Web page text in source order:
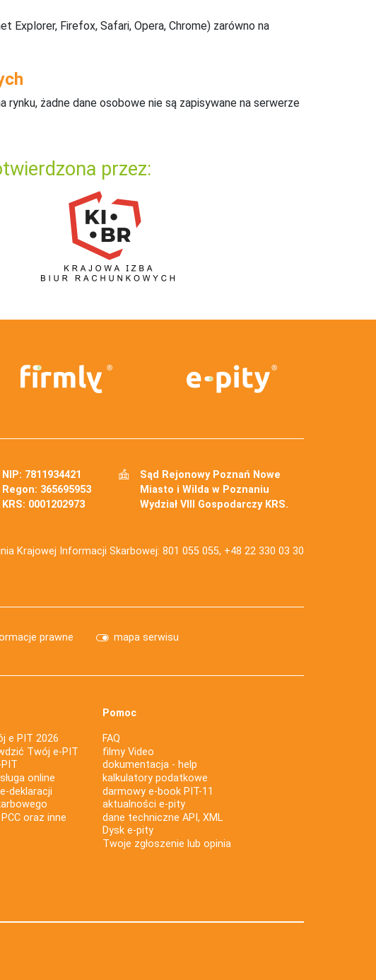
Firefox, Safari, Opera, Chrome) zarówno na
rynku, żadne dane osobowe nie są zapisywane na serwerze
przez:
NIP: 7811934421
Regon: 365695953
KRS: 0001202973
Sąd Rejonowy Poznań Nowe
Miasto i Wilda w Poznaniu
Wydział VIII Gospodarczy KRS.
Krajowej Informacji Skarbowej: 801 055 055, +48 22 330 03 30
prawne mapa serwisu
e PIT 2026
Twój e-PIT
online
deklaracji
oraz inne
Pomoc
FAQ
filmy Video
dokumentacja - help
kalkulatory podatkowe
darmowy e-book PIT-11
aktualności e-pity
dane techniczne API, XML
Dysk e-pity
Twoje zgłoszenie lub opinia